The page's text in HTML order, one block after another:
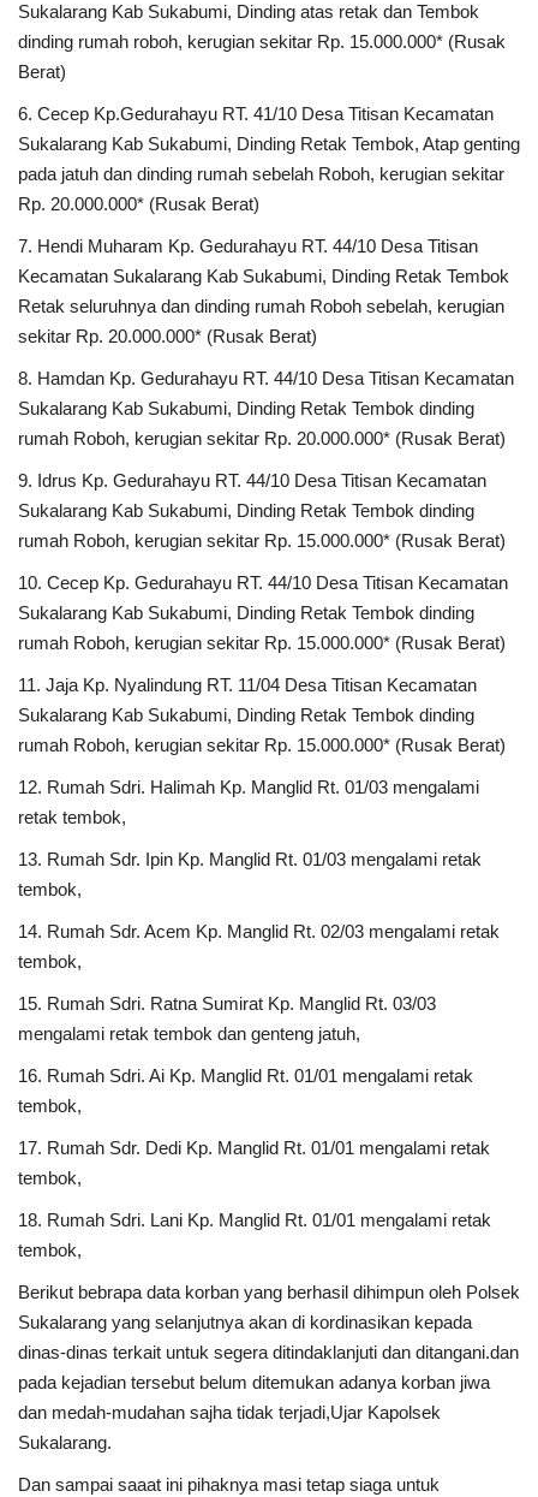
Sukalarang Kab Sukabumi, Dinding atas retak dan Tembok
dinding rumah roboh, kerugian sekitar Rp. 15.000.000* (Rusak
Berat)
6. Cecep Kp.Gedurahayu RT. 41/10 Desa Titisan Kecamatan
Sukalarang Kab Sukabumi, Dinding Retak Tembok, Atap genting
pada jatuh dan dinding rumah sebelah Roboh, kerugian sekitar
Rp. 20.000.000* (Rusak Berat)
7. Hendi Muharam Kp. Gedurahayu RT. 44/10 Desa Titisan
Kecamatan Sukalarang Kab Sukabumi, Dinding Retak Tembok
Retak seluruhnya dan dinding rumah Roboh sebelah, kerugian
sekitar Rp. 20.000.000* (Rusak Berat)
8. Hamdan Kp. Gedurahayu RT. 44/10 Desa Titisan Kecamatan
Sukalarang Kab Sukabumi, Dinding Retak Tembok dinding
rumah Roboh, kerugian sekitar Rp. 20.000.000* (Rusak Berat)
9. Idrus Kp. Gedurahayu RT. 44/10 Desa Titisan Kecamatan
Sukalarang Kab Sukabumi, Dinding Retak Tembok dinding
rumah Roboh, kerugian sekitar Rp. 15.000.000* (Rusak Berat)
10. Cecep Kp. Gedurahayu RT. 44/10 Desa Titisan Kecamatan
Sukalarang Kab Sukabumi, Dinding Retak Tembok dinding
rumah Roboh, kerugian sekitar Rp. 15.000.000* (Rusak Berat)
11. Jaja Kp. Nyalindung RT. 11/04 Desa Titisan Kecamatan
Sukalarang Kab Sukabumi, Dinding Retak Tembok dinding
rumah Roboh, kerugian sekitar Rp. 15.000.000* (Rusak Berat)
12. Rumah Sdri. Halimah Kp. Manglid Rt. 01/03 mengalami
retak tembok,
13. Rumah Sdr. Ipin Kp. Manglid Rt. 01/03 mengalami retak
tembok,
14. Rumah Sdr. Acem Kp. Manglid Rt. 02/03 mengalami retak
tembok,
15. Rumah Sdri. Ratna Sumirat Kp. Manglid Rt. 03/03
mengalami retak tembok dan genteng jatuh,
16. Rumah Sdri. Ai Kp. Manglid Rt. 01/01 mengalami retak
tembok,
17. Rumah Sdr. Dedi Kp. Manglid Rt. 01/01 mengalami retak
tembok,
18. Rumah Sdri. Lani Kp. Manglid Rt. 01/01 mengalami retak
tembok,
Berikut bebrapa data korban yang berhasil dihimpun oleh Polsek
Sukalarang yang selanjutnya akan di kordinasikan kepada
dinas-dinas terkait untuk segera ditindaklanjuti dan ditangani.dan
pada kejadian tersebut belum ditemukan adanya korban jiwa
dan medah-mudahan sajha tidak terjadi,Ujar Kapolsek
Sukalarang.
Dan sampai saaat ini pihaknya masi tetap siaga untuk